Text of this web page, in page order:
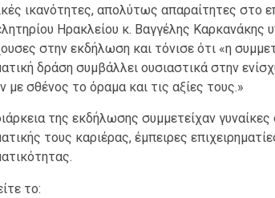
ικανότητες, απολύτως απαραίτητες στο
Ηρακλείου κ. Βαγγέλης Καρκανάκης
στην εκδήλωση και τόνισε ότι «η
δράση συμβάλλει ουσιαστικά στην
με σθένος το όραμα και τις αξίες τους.»
της εκδήλωσης συμμετείχαν
τους καριέρας, έμπειρες
το: